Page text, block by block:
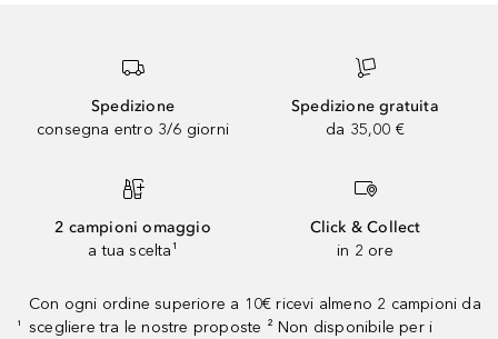
Spedizione
consegna entro 3/6 giorni
Spedizione gratuita
da 35,00 €
2 campioni omaggio
a tua scelta¹
Click & Collect
in 2 ore
¹
Con ogni ordine superiore a 10€ ricevi almeno 2 campioni da
scegliere tra le nostre proposte ² Non disponibile per i